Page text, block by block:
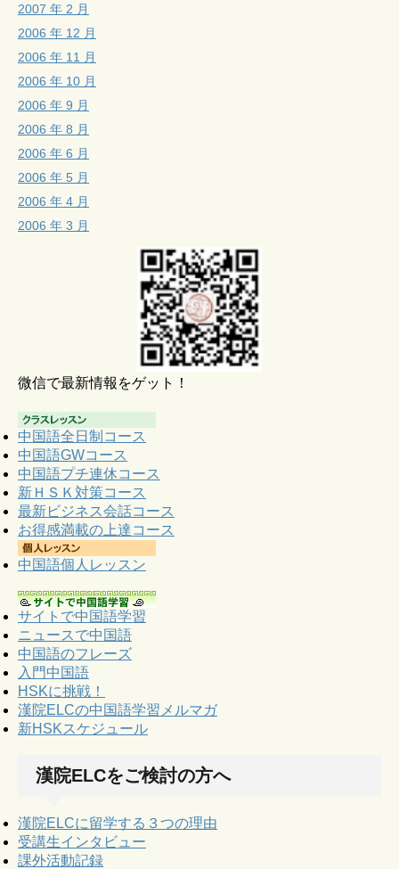
2007 年 2 月
2006 年 12 月
2006 年 11 月
2006 年 10 月
2006 年 9 月
2006 年 8 月
2006 年 6 月
2006 年 5 月
2006 年 4 月
2006 年 3 月
微信で最新情報をゲット！
中国語全日制コース
中国語GWコース
中国語プチ連休コース
新ＨＳＫ対策コース
最新ビジネス会話コース
お得感満載の上達コース
中国語個人レッスン
サイトで中国語学習
ニュースで中国語
中国語のフレーズ
入門中国語
HSKに挑戦！
漢院ELCの中国語学習メルマガ
新HSKスケジュール
漢院ELCをご検討の方へ
漢院ELCに留学する３つの理由
受講生インタビュー
課外活動記録